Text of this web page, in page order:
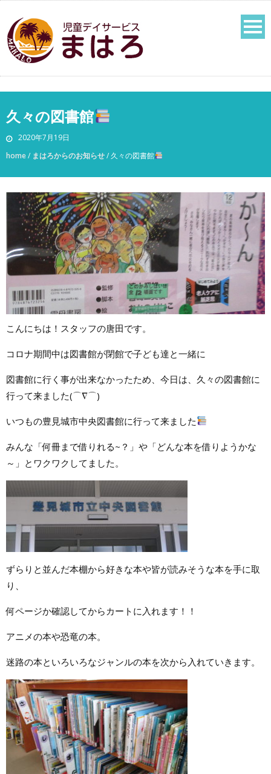
久々の図書館
2020年7月19日
home/ まはろからのお知らせ/ 久々の図書館
こんにちは！スタッフの唐田です。
コロナ期間中は図書館が閉館で子ども達と一緒に
図書館に行く事が出来なかったため、今日は、久々の図書館に
行って来ました(⌒∇⌒)
いつもの豊見城市中央図書館に行って来ました
みんな「何冊まで借りれる~？」や「どんな本を借りようかな
～」とワクワクしてました。
ずらりと並んだ本棚から好きな本や皆が読みそうな本を手に取
り、
何ページか確認してからカートに入れます！！
アニメの本や恐竜の本。
迷路の本といろいろなジャンルの本を次から入れていきます。